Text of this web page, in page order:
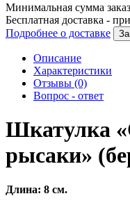
Минимальная сумма
Бесплатная доставка -
Подробнее о доставке
Описание
Характеристики
Отзывы (0)
Вопрос - ответ
Шкатулка
рысаки»
Длина: 8 см.